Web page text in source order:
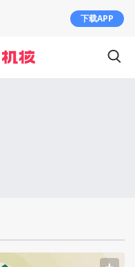
下载APP